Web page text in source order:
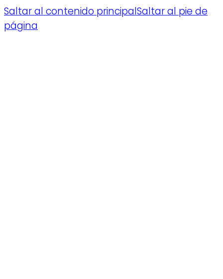
Saltar al contenido principalSaltar al pie de
página